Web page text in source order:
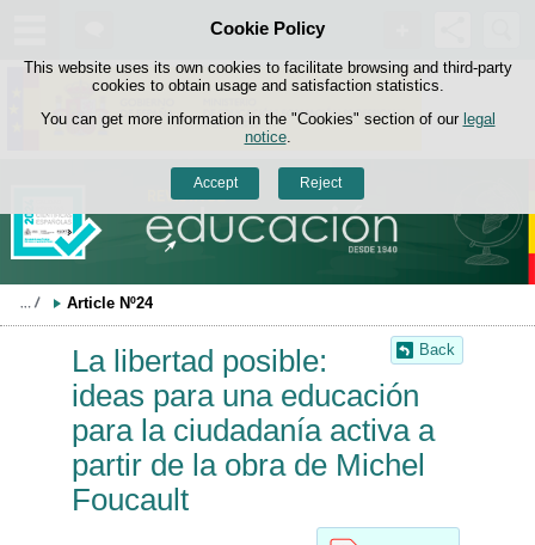
Cookie Policy
This website uses its own cookies to facilitate browsing and third-party
cookies to obtain usage and satisfaction statistics.
You can get more information in the "Cookies" section of our legal
notice.
Accept Reject
Skip to content
Article Nº24
Back
La libertad posible:
ideas para una educación
para la ciudadanía activa a
partir de la obra de Michel
Foucault